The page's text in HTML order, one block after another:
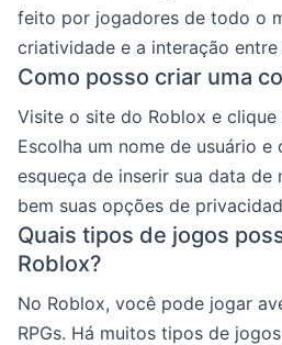
feito por jogadores de todo o
criatividade e a interação entre
Como posso criar uma
Visite o site do Roblox e clique
Escolha um nome de usuário e
esqueça de inserir sua data de
bem suas opções de
Quais tipos de jogos
Roblox?
No Roblox, você pode jogar
RPGs. Há muitos tipos de